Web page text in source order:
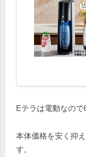
Eテラは電動なので
本体価格を安く抑
す。